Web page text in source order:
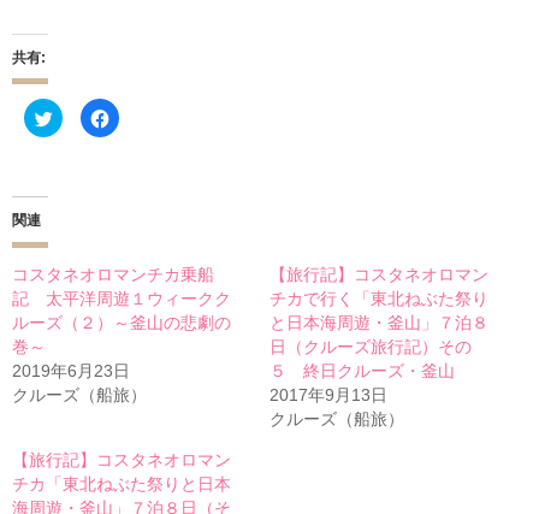
共有:
ク
リ
e
r
で
共
有
新
し
い
ウ
ウ
で
開
き
F
a
す
る
に
ク
ッ
ク
し
て
い
新
し
関連
コスタネオロマンチカ乗船
記 太平洋周遊１ウィークク
ルーズ（２）～釜山の悲劇の
巻～
2019年6月23日
クルーズ（船旅）
【旅行記】コスタネオロマン
チカで行く「東北ねぶた祭り
と日本海周遊・釜山」７泊８
日（クルーズ旅行記）その
５ 終日クルーズ・釜山
2017年9月13日
クルーズ（船旅）
【旅行記】コスタネオロマン
チカ「東北ねぶた祭りと日本
海周遊・釜山」７泊８日（そ